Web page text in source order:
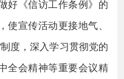
《信访工作条例》的
宣传活动更接地气、
度，深入学习贯彻党的
全会精神等重要会议精